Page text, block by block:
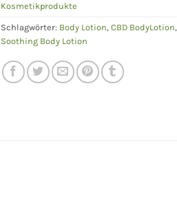
Kosmetikprodukte
Schlagwörter: Body Lotion, CBD BodyLotion,
Soothing Body Lotion